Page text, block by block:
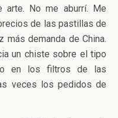
arte. No me aburrí. Me
de las pastillas de
más demanda de China.
un chiste sobre el tipo
en los filtros de las
veces los pedidos de